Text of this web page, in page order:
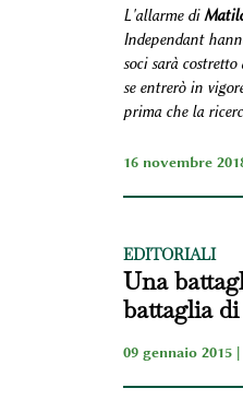
L'allarme di
Independant
soci sarà
se entrerò in
prima che la
16 novembre
EDITORIALI
Una
battaglia
09 gennaio 2015 |